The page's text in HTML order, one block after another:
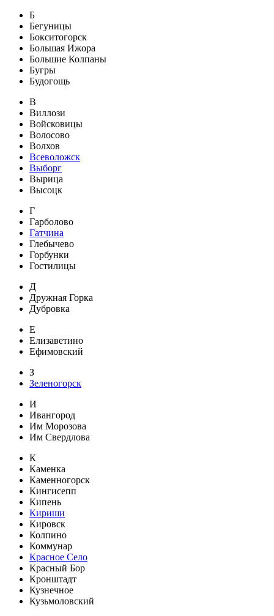
Б
Бегуницы
Бокситогорск
Большая Ижора
Большие Колпаны
Бугры
Будогощь
В
Виллози
Войсковицы
Волосово
Волхов
Всеволожск
Выборг
Вырица
Высоцк
Г
Гарболово
Гатчина
Глебычево
Горбунки
Гостилицы
Д
Дружная Горка
Дубровка
Е
Елизаветино
Ефимовский
З
Зеленогорск
И
Ивангород
Им Морозова
Им Свердлова
К
Каменка
Каменногорск
Кингисепп
Кипень
Кириши
Кировск
Колпино
Коммунар
Красное Село
Красный Бор
Кронштадт
Кузнечное
Кузьмоловский